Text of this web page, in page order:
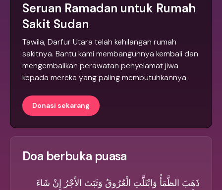
Seruan Ramadan untuk Rumah
Sakit Sudan
Tawila, Darfur Utara telah kehilangan rumah
sakitnya. Bantu kami membangunnya kembali dan
mengembalikan perawatan penyelamat jiwa
kepada mereka yang paling membutuhkannya.
Donasi sekarang
Doa berbuka puasa
ذَهَبَ الظَّمَأُ وَابْتَلَّتِ الْعُرُوقُ وَثَبَتَ الأَجْرُ إِنْ شَاءَ